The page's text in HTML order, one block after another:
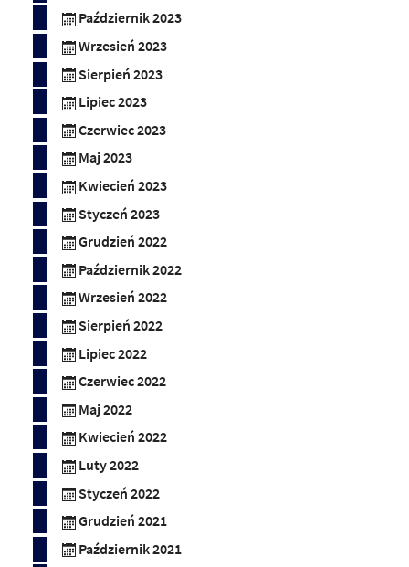
Październik 2023
Wrzesień 2023
Sierpień 2023
Lipiec 2023
Czerwiec 2023
Maj 2023
Kwiecień 2023
Styczeń 2023
Grudzień 2022
Październik 2022
Wrzesień 2022
Sierpień 2022
Lipiec 2022
Czerwiec 2022
Maj 2022
Kwiecień 2022
Luty 2022
Styczeń 2022
Grudzień 2021
Październik 2021